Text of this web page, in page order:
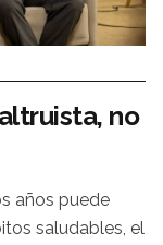
no
años puede
saludables, el